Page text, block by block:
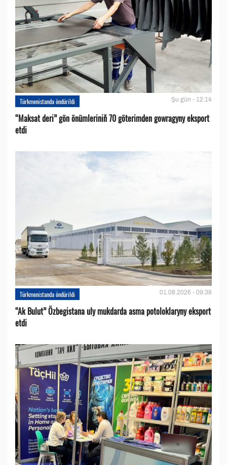
Türkmenistanda öndürildi Şu gün - 12:14
“Maksat deri” gön önümleriniň 70 göterimden gowragyny eksport
etdi
Türkmenistanda öndürildi 01.08.2026 - 09:38
“Ak Bulut” Özbegistana uly mukdarda asma potoloklaryny eksport
etdi